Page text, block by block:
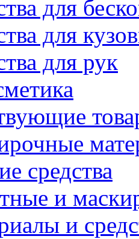
для
для
для рук
средства
и
и